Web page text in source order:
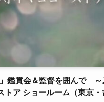
鑑賞会＆監督を囲んで
ア ショールーム（東京・